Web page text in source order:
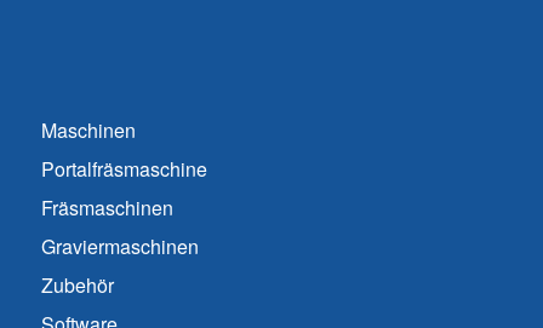
Maschinen
Portalfräsmaschine
Fräsmaschinen
Graviermaschinen
Zubehör